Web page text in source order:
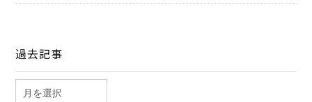
過去記事